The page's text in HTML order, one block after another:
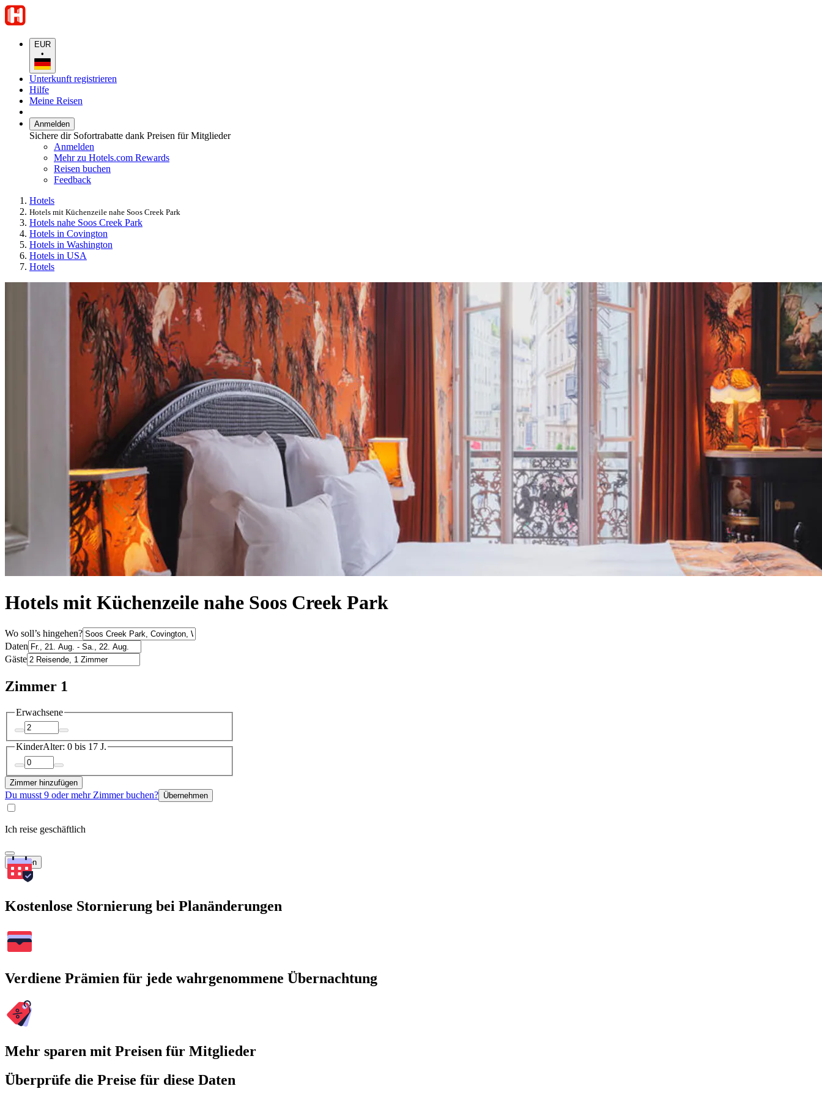
EUR
•
Unterkunft registrieren
Hilfe
Meine Reisen
Anmelden
Sichere dir Sofortrabatte dank Preisen für Mitglieder
Anmelden
Mehr zu Hotels.com Rewards
Reisen buchen
Feedback
Hotels
Hotels mit Küchenzeile nahe Soos Creek Park
Hotels nahe Soos Creek Park
Hotels in Covington
Hotels in Washington
Hotels in USA
Hotels
Hotels mit Küchenzeile nahe Soos Creek Park
Wo soll’s hingehen?
Daten
Gäste
Zimmer 1
Erwachsene
KinderAlter: 0 bis 17 J.
Zimmer hinzufügen
Du musst 9 oder mehr Zimmer buchen? Übernehmen
Ich reise geschäftlich
Suchen
Kostenlose Stornierung bei Planänderungen
Verdiene Prämien für jede wahrgenommene Übernachtung
Mehr sparen mit Preisen für Mitglieder
Überprüfe die Preise für diese Daten